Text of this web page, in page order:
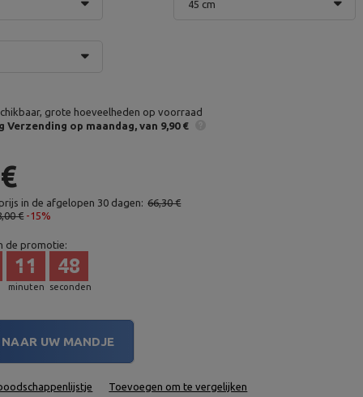
45 cm
grote hoeveelheden op voorraad
Verzending op maandag van 9,90 €
in de afgelopen 30 dagen: 66,30 €
€-15%
de promotie:
minuten
11
seconden
47
NAAR UW MANDJE
Toevoegen om te vergelijken